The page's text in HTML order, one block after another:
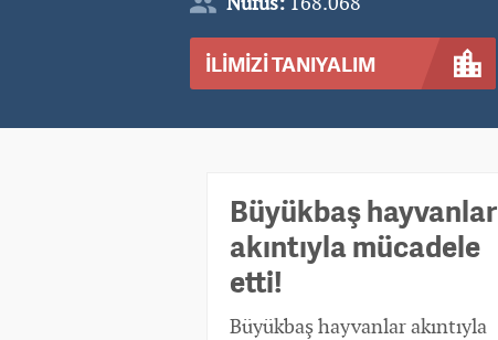
İLİMİZİ TANIYALIM
Büyükbaş hayvanlar
akıntıyla mücadele
etti!
Büyükbaş hayvanlar akıntıyla